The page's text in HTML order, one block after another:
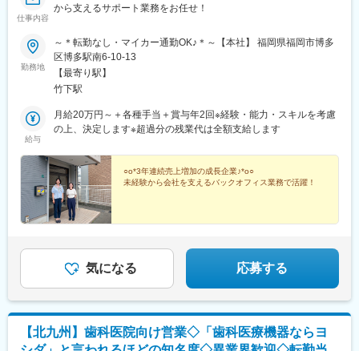
仕事内容
から支えるサポート業務をお任せ！
勤務地
～＊転勤なし・マイカー通勤OK♪＊～【本社】 福岡県福岡市博多
区博多駅南6-10-13
【最寄り駅】
竹下駅
給与
月給20万円～＋各種手当＋賞与年2回※経験・能力・スキルを考慮
の上、決定します※超過分の残業代は全額支給します
○o*3年連続売上増加の成長企業♪*o○
未経験から会社を支えるバックオフィス業務で活躍！
気になる 応募する
【北九州】歯科医院向け営業◇「歯科医療機器ならヨ